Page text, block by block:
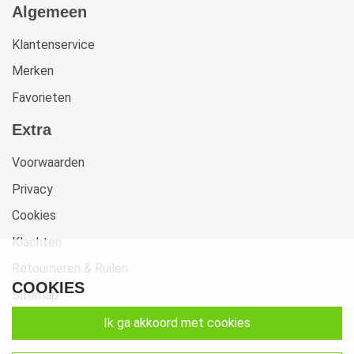
Algemeen
Klantenservice
Merken
Favorieten
Extra
Voorwaarden
Privacy
Cookies
Klachten
Retourneren & Ruilen
Sitemap
COOKIES
ik ga akkoord met cookies